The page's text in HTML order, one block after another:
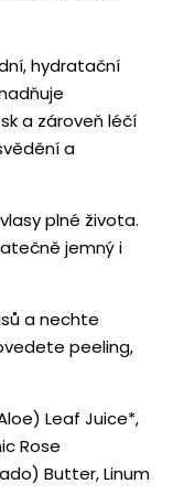
hydratační
a zároveň léčí
a
plné života.
jemný i
a nechte
peeling,
Leaf Juice*,
Rose
Butter, Linum